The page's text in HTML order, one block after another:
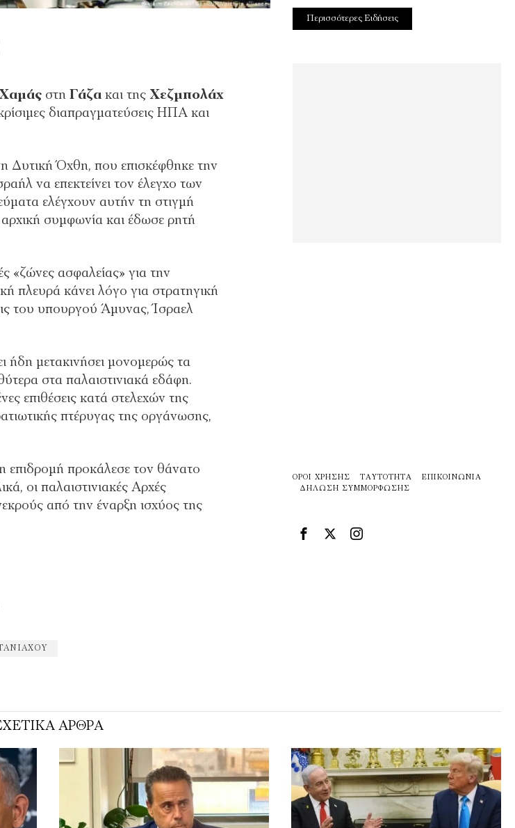
στηΓάζα και τηςΧεζμπολάχ
διαπραγματεύσεις ΗΠΑ και
Δυτική Όχθη, που επισκέφθηκε την
να επεκτείνει τον έλεγχο των
ελέγχουν αυτήν τη στιγμή
συμφωνία και έδωσε ρητή
«ζώνες ασφαλείας» για την
πλευρά κάνει λόγο για στρατηγική
του υπουργού Άμυνας, Ίσραελ
ήδη μετακινήσει μονομερώς τα
στα παλαιστινιακά εδάφη.
επιθέσεις κατά στελεχών της
πτέρυγας της οργάνωσης,
επιδρομή προκάλεσε τον θάνατο
οι παλαιστινιακές Αρχές
από την έναρξη ισχύος της
Περισσότερες Ειδήσεις
ΌΡΟΙ ΧΡΉΣΗΣ ΤΑΥΤΌΤΗΤΑ
ΕΠΙΚΟΙΝΩΝΊΑ
ΔΉΛΩΣΗ ΣΥΜΜΌΡΦΩΣΗΣ
ΑΡΘΡΑ